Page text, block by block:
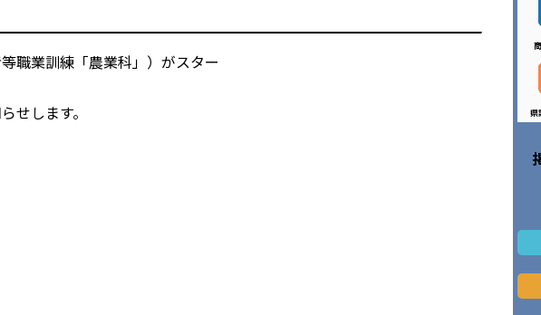
職業訓練「農業科」）がスター
せします。
県